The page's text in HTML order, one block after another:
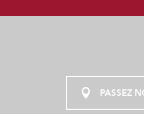
PASSEZ